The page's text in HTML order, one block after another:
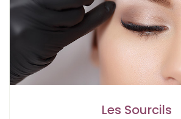
Les Sourcils